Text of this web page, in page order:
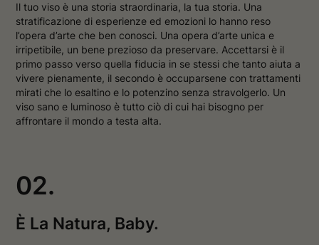
n
u
n
a
n
u
o
v
a
f
i
r
a
u
n
a
n
u
o
v
a
f
i
n
a
Il tuo viso è una storia straordinaria, la tua storia. Una
stratificazione di esperienze ed emozioni lo hanno reso
l’opera d’arte che ben conosci. Una opera d’arte unica e
irripetibile, un bene prezioso da preservare. Accettarsi è il
primo passo verso quella fiducia in se stessi che tanto aiuta a
vivere pienamente, il secondo è occuparsene con trattamenti
mirati che lo esaltino e lo potenzino senza stravolgerlo. Un
viso sano e luminoso è tutto ciò di cui hai bisogno per
affrontare il mondo a testa alta.
02.
È La Natura, Baby.